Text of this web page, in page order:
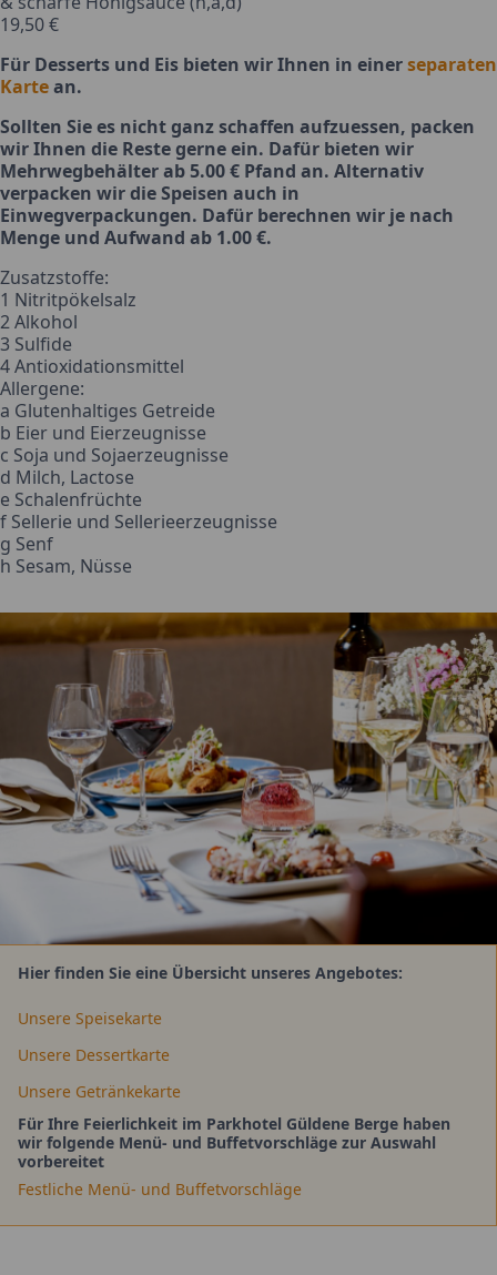
19,50 €
Für Desserts und Eis bieten wir Ihnen in einerseparaten
Kartean.
Sollten Sie es nicht ganz schaffen aufzuessen, packen
wir Ihnen die Reste gerne ein. Dafür bieten wir
Mehrwegbehälter ab 5.00 € Pfand an. Alternativ
verpacken wir die Speisen auch in
Einwegverpackungen. Dafür berechnen wir je nach
Menge und Aufwand ab 1.00 €.
Zusatzstoffe:
1 Nitritpökelsalz
2 Alkohol
3 Sulfide
4 Antioxidationsmittel
Allergene:
a Glutenhaltiges Getreide
b Eier und Eierzeugnisse
c Soja und Sojaerzeugnisse
d Milch, Lactose
e Schalenfrüchte
f Sellerie und Sellerieerzeugnisse
g Senf
h Sesam, Nüsse
Hier finden Sie eine Übersicht unseres Angebotes:
Unsere Speisekarte
Unsere Dessertkarte
Unsere Getränkekarte
Für Ihre Feierlichkeit im Parkhotel Güldene Berge haben
wir folgende Menü- und Buffetvorschläge zur Auswahl
vorbereitet
Festliche Menü- und Buffetvorschläge